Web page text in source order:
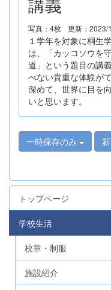
写真：4枚 更新：2023/
１学年を対象に桐生
は、「カッコソウを
道」という題目の講
べない貴重な体験が
深めて、世界に目を
いと思います。
一時保存のみ
トップページ
学校生活
校章・制服
施設紹介